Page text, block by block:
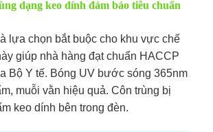
dạng keo dính đảm bảo tiêu chuẩn
lựa chọn bắt buộc cho khu vực chế
giúp nhà hàng đạt chuẩn HACCP
Bộ Y tế. Bóng UV bước sóng 365nm
muỗi vằn hiệu quả. Côn trùng bị
keo dính bên trong đèn.